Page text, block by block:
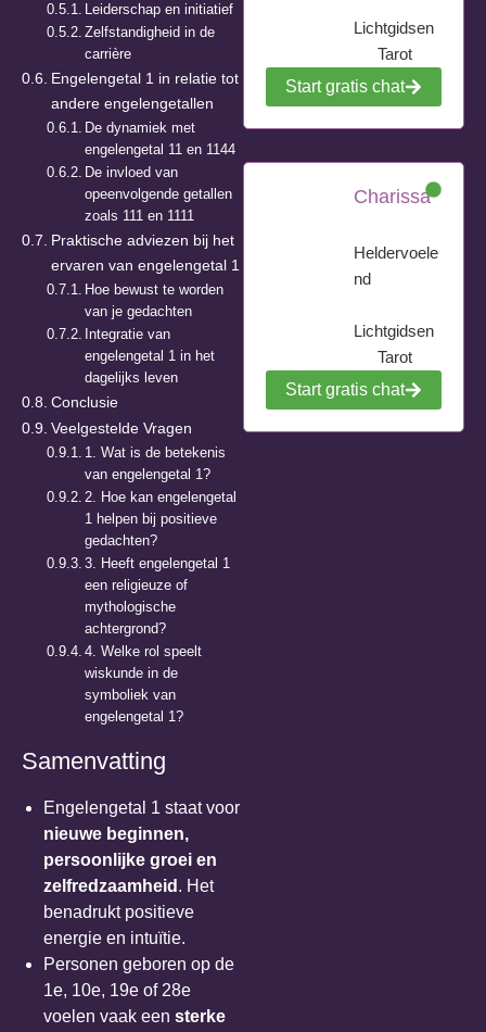
Leiderschap en initiatief
Zelfstandigheid in de
carrière
Engelengetal 1 in relatie tot
andere engelengetallen
De dynamiek met
engelengetal 11 en 1144
De invloed van
opeenvolgende getallen
zoals 111 en 1111
Praktische adviezen bij het
ervaren van engelengetal 1
Hoe bewust te worden
van je gedachten
Integratie van
engelengetal 1 in het
dagelijks leven
Conclusie
Veelgestelde Vragen
1. Wat is de betekenis
van engelengetal 1?
2. Hoe kan engelengetal
1 helpen bij positieve
gedachten?
3. Heeft engelengetal 1
een religieuze of
mythologische
achtergrond?
4. Welke rol speelt
wiskunde in de
symboliek van
engelengetal 1?
Samenvatting
Engelengetal 1 staat voor
nieuwe beginnen,
persoonlijke groei en
zelfredzaamheid . Het
benadrukt positieve
energie en intuïtie.
Personen geboren op de
1e, 10e, 19e of 28e
voelen vaak een sterke
Lichtgidsen
Tarot
Start gratis chat
Charissa
Heldervoele
nd
Lichtgidsen
Tarot
Start gratis chat